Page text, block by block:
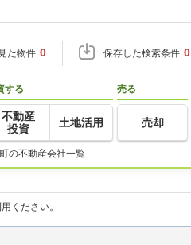
た物件 0 保存した検索条件 0
する
不動産
投資
土地活用
売る
売却
の不動産会社一覧
ください。